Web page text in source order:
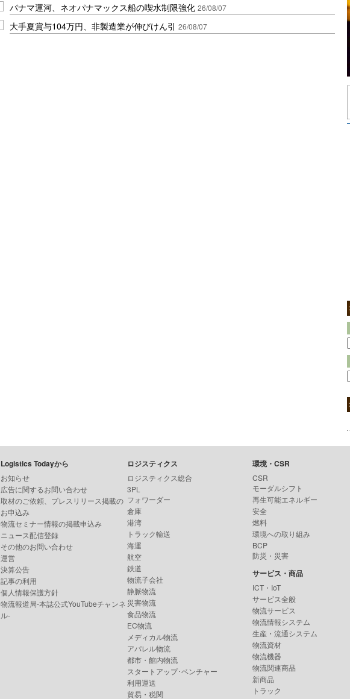
パナマ運河、ネオパナマックス船の喫水制限強化 26/08/07
大手夏賞与104万円、非製造業が伸びけん引 26/08/07
Logistics Todayから
お知らせ
広告に関するお問い合わせ
取材のご依頼、プレスリリース掲載の
お申込み
物流セミナー情報の掲載申込み
ニュース配信登録
その他のお問い合わせ
運営
決算公告
記事の利用
個人情報保護方針
物流報道局-本誌公式YouTubeチャンネ
ル-
ロジスティクス
ロジスティクス総合
3PL
フォワーダー
倉庫
港湾
トラック輸送
海運
航空
鉄道
物流子会社
静脈物流
災害物流
食品物流
EC物流
メディカル物流
アパレル物流
都市・館内物流
スタートアップ･ベンチャー
利用運送
貿易・税関
環境・CSR
CSR
モーダルシフト
再生可能エネルギー
安全
燃料
環境への取り組み
BCP
防災・災害
サービス・商品
ICT・IoT
サービス全般
物流サービス
物流情報システム
生産・流通システム
物流資材
物流機器
物流関連商品
新商品
トラック